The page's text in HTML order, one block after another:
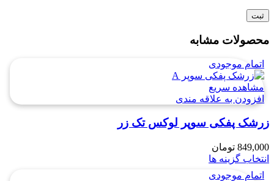
محصولات مشابه
اتمام موجودی
مشاهده سریع
افزودن به علاقه مندی
زرشک پفکی سوپر لوکس تک زر
849,000 تومان
انتخاب گزینه ها
اتمام موجودی